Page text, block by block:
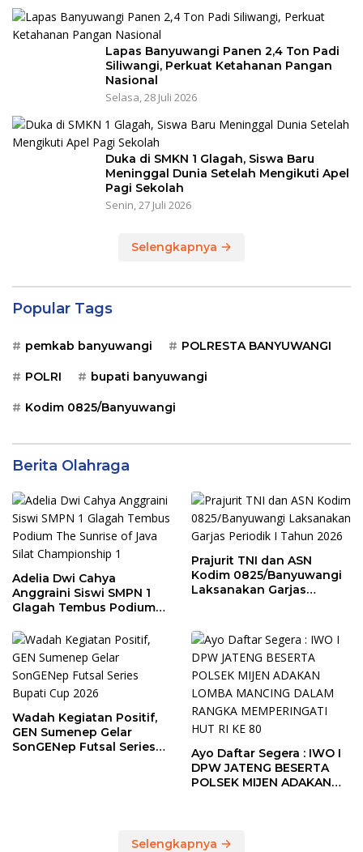
Lapas Banyuwangi Panen 2,4 Ton Padi
Siliwangi, Perkuat Ketahanan Pangan
Nasional
Selasa, 28 Juli 2026
Duka di SMKN 1 Glagah, Siswa Baru
Meninggal Dunia Setelah Mengikuti Apel
Pagi Sekolah
Senin, 27 Juli 2026
Selengkapnya
Popular Tags
pemkab banyuwangi POLRESTA BANYUWANGI
POLRI bupati banyuwangi
Kodim 0825/Banyuwangi
Berita Olahraga
Adelia Dwi Cahya
Anggraini Siswi SMPN 1
Glagah Tembus Podium
Championship 1
Prajurit TNI dan ASN
Kodim 0825/Banyuwangi
Laksanakan Garjas
Wadah Kegiatan Positif,
GEN Sumenep Gelar
SonGENep Futsal Series
Ayo Daftar Segera : IWO I
DPW JATENG BESERTA
POLSEK MIJEN ADAKAN
Selengkapnya